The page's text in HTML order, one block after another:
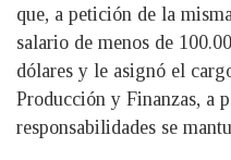
que, a petición de la
salario de menos de
dólares y le asignó el
Producción y Finanzas, a
responsabilidades se